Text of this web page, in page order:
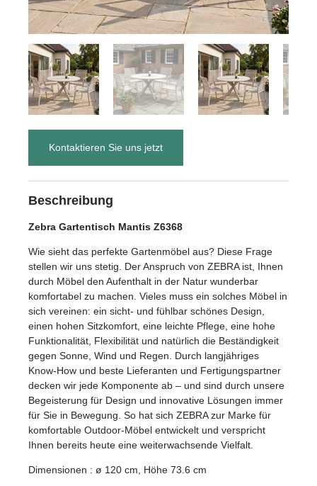
Kontaktieren Sie uns jetzt
Beschreibung
Zebra Gartentisch Mantis Z6368
Wie sieht das perfekte Gartenmöbel aus? Diese Frage
stellen wir uns stetig. Der Anspruch von ZEBRA ist, Ihnen
durch Möbel den Aufenthalt in der Natur wunderbar
komfortabel zu machen. Vieles muss ein solches Möbel in
sich vereinen: ein sicht- und fühlbar schönes Design,
einen hohen Sitzkomfort, eine leichte Pflege, eine hohe
Funktionalität, Flexibilität und natürlich die Beständigkeit
gegen Sonne, Wind und Regen. Durch langjähriges
Know-How und beste Lieferanten und Fertigungspartner
decken wir jede Komponente ab – und sind durch unsere
Begeisterung für Design und innovative Lösungen immer
für Sie in Bewegung. So hat sich ZEBRA zur Marke für
komfortable Outdoor-Möbel entwickelt und verspricht
Ihnen bereits heute eine weiterwachsende Vielfalt.
Dimensionen : ø 120 cm, Höhe 73.6 cm